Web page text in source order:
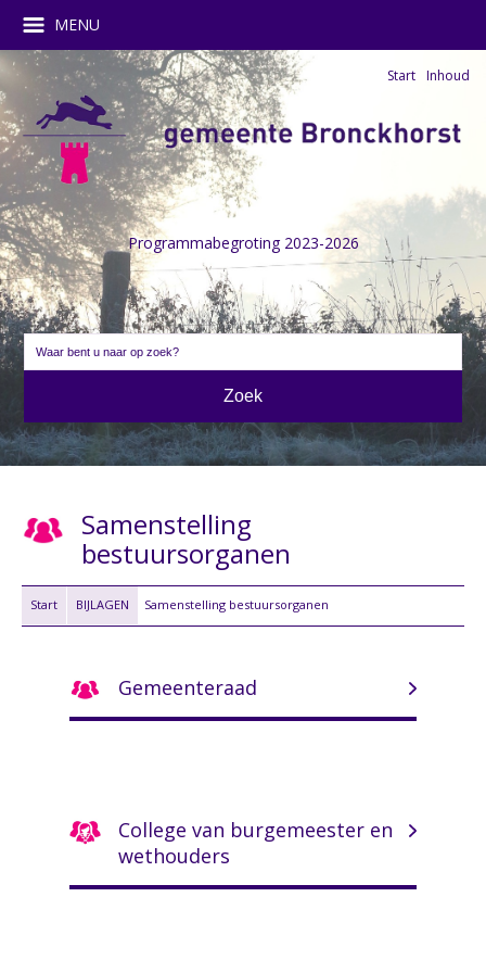
Programmabegroting 2023-2026
Start Inhoud
MENU
Samenstelling
bestuursorganen
Start BIJLAGEN Samenstelling bestuursorganen
Gemeenteraad
College van burgemeester en
wethouders